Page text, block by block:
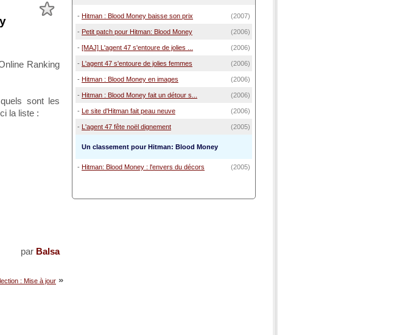
Ranking
sont les
la liste :
par Balsa
: Mise à jour »
- Hitman : Blood Money baisse son prix (2007)
- Petit patch pour Hitman: Blood Money (2006)
- [MAJ] L'agent 47 s'entoure de jolies ... (2006)
- L'agent 47 s'entoure de jolies femmes (2006)
- Hitman : Blood Money en images (2006)
- Hitman : Blood Money fait un détour s... (2006)
- Le site d'Hitman fait peau neuve (2006)
- L'agent 47 fête noël dignement (2005)
Un classement pour Hitman: Blood Money
- Hitman: Blood Money : l'envers du décors (2005)